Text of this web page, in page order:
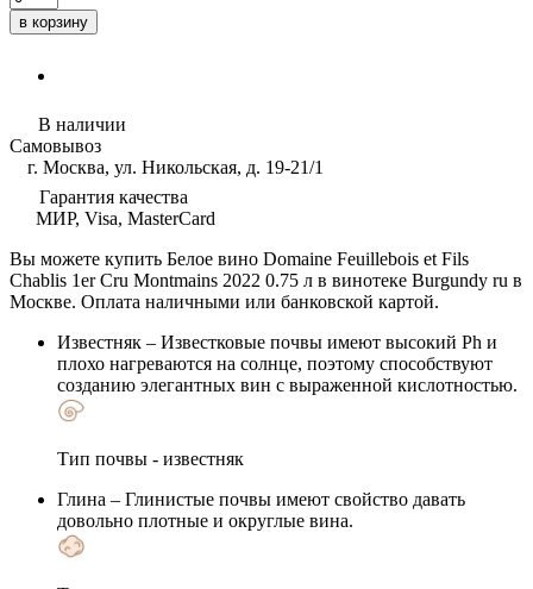
в корзину
В наличии
Самовывоз
г. Москва, ул. Никольская, д. 19-21/1
Гарантия качества
МИР, Visa, MasterCard
Вы можете купить Белое вино Domaine Feuillebois et Fils
Chablis 1er Cru Montmains 2022 0.75 л в винотеке Burgundy ru в
Москве. Оплата наличными или банковской картой.
Известняк – Известковые почвы имеют высокий Ph и
плохо нагреваются на солнце, поэтому способствуют
созданию элегантных вин с выраженной кислотностью.
Тип почвы - известняк
Глина – Глинистые почвы имеют свойство давать
довольно плотные и округлые вина.